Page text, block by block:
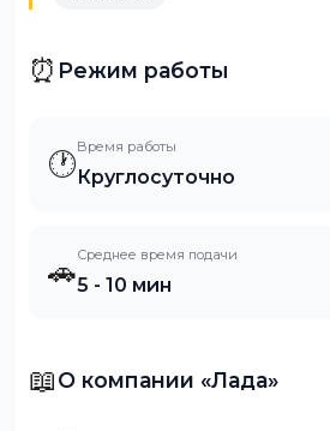
⏰ Режим работы
🕐Время работы
Круглосуточно
🚗Среднее время подачи
5 - 10 мин
📖О компании «Лада»